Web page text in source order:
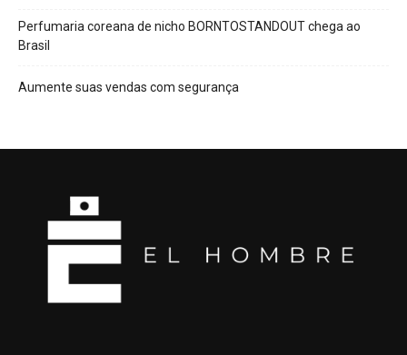
Perfumaria coreana de nicho BORNTOSTANDOUT chega ao
Brasil
Aumente suas vendas com segurança